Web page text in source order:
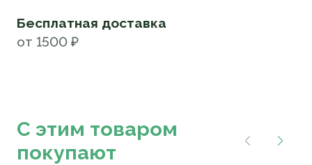
Бесплатная доставка
от 1500 ₽
С этим товаром
покупают